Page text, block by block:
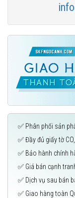
✅ Phân phối sản
✅ Đầy đủ giấy tờ
✅ Bảo hành chính
✅ Giá bán cạnh
✅ Dịch vụ sau bán
✅ Giao hàng toàn